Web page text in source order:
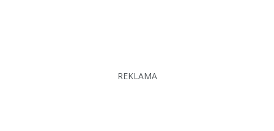
REKLAMA